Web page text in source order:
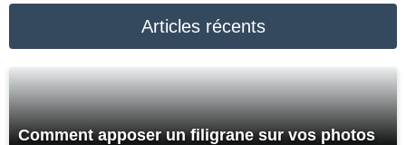
Articles récents
Comment apposer un filigrane sur vos photos